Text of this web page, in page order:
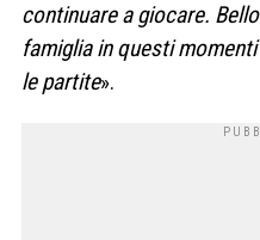
continuare a giocare.
famiglia in questi
le partite».